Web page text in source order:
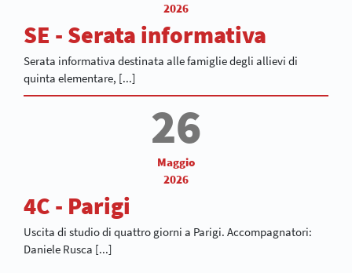
2026
SE - Serata informativa
Serata informativa destinata alle famiglie degli allievi di
quinta elementare, [...]
26
Maggio
2026
4C - Parigi
Uscita di studio di quattro giorni a Parigi. Accompagnatori:
Daniele Rusca [...]